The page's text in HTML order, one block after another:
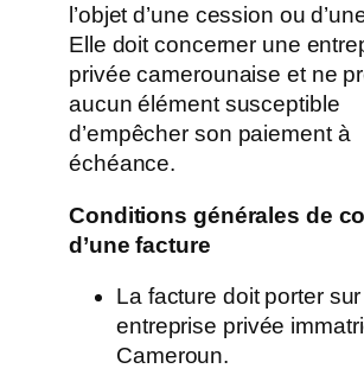
l’objet d’une cession ou
Elle doit concerner une
privée camerounaise et ne
aucun élément susceptible
d’empêcher son paiement à
échéance.
Conditions générales de
d’une facture
La facture doit porter
entreprise privée
Cameroun.